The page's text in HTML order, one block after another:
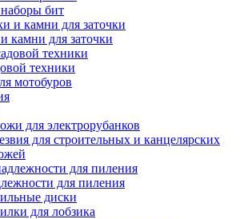
бит
камни для заточки
техники
мотобуров
для электрорубанков
для строительных и канцелярских
для пиления
диски
для лобзика